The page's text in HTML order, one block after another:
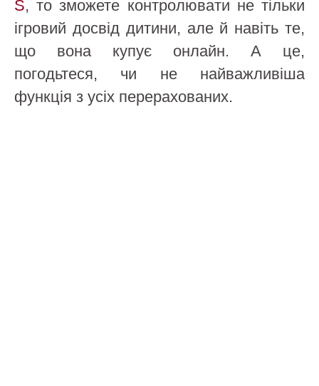
S, то зможете контролювати не тільки
ігровий досвід дитини, але й навіть те,
що вона купує онлайн. А це,
погодьтеся, чи не найважливіша
функція з усіх перерахованих.